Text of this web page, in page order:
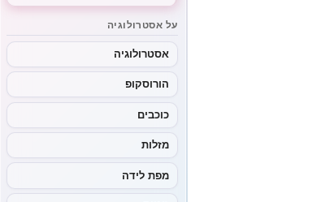
על אסטרולוגיה
אסטרולוגיה
הורוסקופ
כוכבים
מזלות
מפת לידה